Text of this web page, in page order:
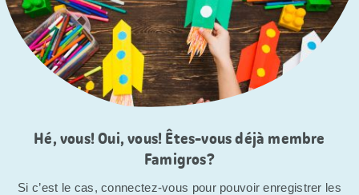
Hé, vous! Oui, vous! Êtes-vous déjà membre
Famigros?
Si c’est le cas, connectez-vous pour pouvoir enregistrer les